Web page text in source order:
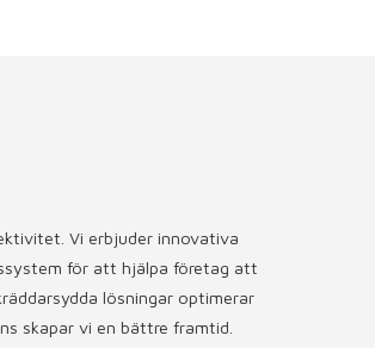
Vi erbjuder innovativa
för att hjälpa företag att
lösningar optimerar
skapar vi en bättre framtid.